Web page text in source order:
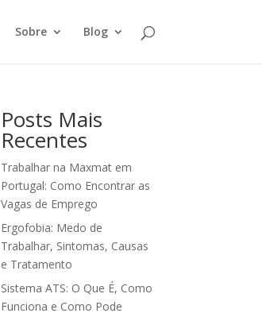
Sobre Blog
Posts Mais
Recentes
Trabalhar na Maxmat em
Portugal: Como Encontrar as
Vagas de Emprego
Ergofobia: Medo de
Trabalhar, Sintomas, Causas
e Tratamento
Sistema ATS: O Que É, Como
Funciona e Como Pode